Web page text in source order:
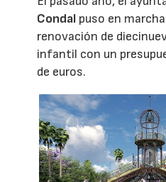
Condal puso en
renovación de
infantil con un
de euros.